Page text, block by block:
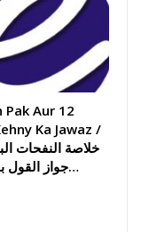
Pak Aur 12
Ka Jawaz /
خلاصة النفحات
جواز القول بالخامسة…